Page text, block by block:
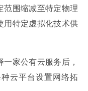
范围缩减至特定物理
用特定虚拟化技术供
家公有云服务后，
云平台设置网络拓